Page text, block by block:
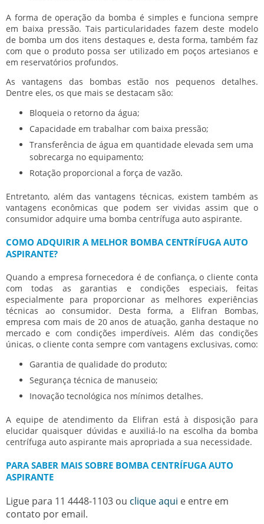
A forma de operação da bomba é simples e funciona sempre
em baixa pressão. Tais particularidades fazem deste modelo
de bomba um dos itens destaques e, desta forma, também faz
com que o produto possa ser utilizado em poços artesianos e
em reservatórios profundos.
As vantagens das bombas estão nos pequenos detalhes.
Dentre eles, os que mais se destacam são:
Bloqueia o retorno da água;
Capacidade em trabalhar com baixa pressão;
Transferência de água em quantidade elevada sem uma
sobrecarga no equipamento;
Rotação proporcional a força de vazão.
Entretanto, além das vantagens técnicas, existem também as
vantagens econômicas que podem ser vividas assim que o
consumidor adquire uma bomba centrífuga auto aspirante.
COMO ADQUIRIR A MELHOR BOMBA CENTRÍFUGA AUTO
ASPIRANTE?
Quando a empresa fornecedora é de confiança, o cliente conta
com todas as garantias e condições especiais, feitas
especialmente para proporcionar as melhores experiências
técnicas ao consumidor. Desta forma, a Elifran Bombas,
empresa com mais de 20 anos de atuação, ganha destaque no
mercado e com condições imperdíveis. Além das condições
únicas, o cliente conta sempre com vantagens exclusivas, como:
Garantia de qualidade do produto;
Segurança técnica de manuseio;
Inovação tecnológica nos mínimos detalhes.
A equipe de atendimento da Elifran está à disposição para
elucidar quaisquer dúvidas e auxiliá-lo na escolha da bomba
centrífuga auto aspirante mais apropriada a sua necessidade.
PARA SABER MAIS SOBRE BOMBA CENTRÍFUGA AUTO
ASPIRANTE
Ligue para 11 4448-1103 ou clique aqui e entre em
contato por email.